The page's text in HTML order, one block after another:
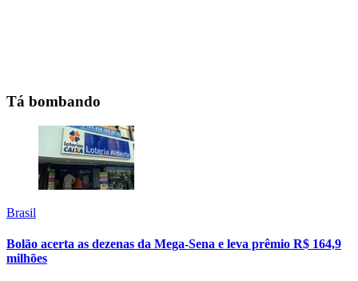
Tá bombando
Brasil
Bolão acerta as dezenas da Mega-Sena e leva prêmio R$ 164,9
milhões